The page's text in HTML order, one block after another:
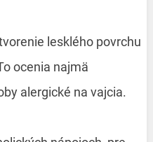
lesklého povrchu
ocenia najmä
alergické na vajcia.